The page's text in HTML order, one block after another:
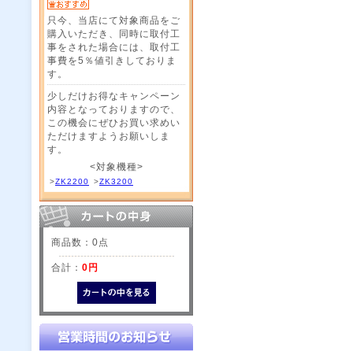
只今、当店にて対象商品をご
購入いただき、同時に取付工
事をされた場合には、取付工
事費を5％値引きしておりま
す。
少しだけお得なキャンペーン
内容となっておりますので、
この機会にぜひお買い求めい
ただけますようお願いしま
す。
<対象機種>
>ZK2200 >ZK3200
商品数：0点
合計： 0円